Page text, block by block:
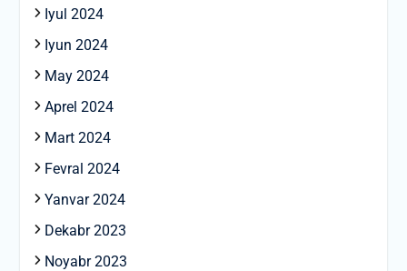
Iyul 2024
Iyun 2024
May 2024
Aprel 2024
Mart 2024
Fevral 2024
Yanvar 2024
Dekabr 2023
Noyabr 2023